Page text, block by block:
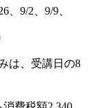
、9/2、9/9、
は、受講日の8